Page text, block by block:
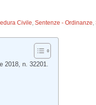
Civile,Sentenze - Ordinanze,
2018, n. 32201.